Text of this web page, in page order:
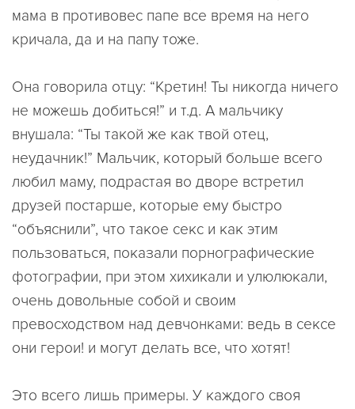
мама в противовес папе все время на него
кричала, да и на папу тоже.
Она говорила отцу: “Кретин! Ты никогда ничего
не можешь добиться!” и т.д. А мальчику
внушала: “Ты такой же как твой отец,
неудачник!” Мальчик, который больше всего
любил маму, подрастая во дворе встретил
друзей постарше, которые ему быстро
“объяснили”, что такое секс и как этим
пользоваться, показали порнографические
фотографии, при этом хихикали и улюлюкали,
очень довольные собой и своим
превосходством над девчонками: ведь в сексе
они герои! и могут делать все, что хотят!
Это всего лишь примеры. У каждого своя